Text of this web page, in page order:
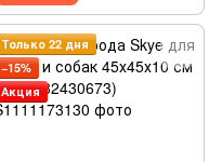
Только 22 дня
−15%
Акция